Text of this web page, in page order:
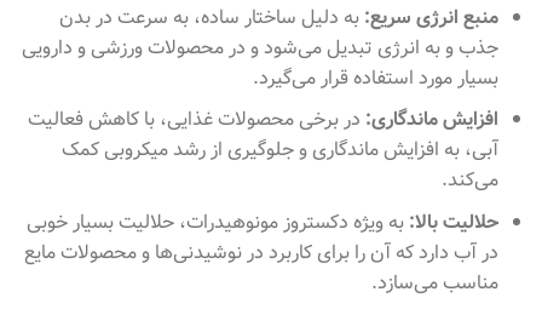
منبع انرژی سریع: به دلیل ساختار ساده، به سرعت در بدن
جذب و به انرژی تبدیل می‌شود و در محصولات ورزشی و دارویی
بسیار مورد استفاده قرار می‌گیرد.
افزایش ماندگاری: در برخی محصولات غذایی، با کاهش فعالیت
آبی، به افزایش ماندگاری و جلوگیری از رشد میکروبی کمک
می‌کند.
حلالیت بالا: به ویژه دکستروز مونوهیدرات، حلالیت بسیار خوبی
در آب دارد که آن را برای کاربرد در نوشیدنی‌ها و محصولات مایع
مناسب می‌سازد.